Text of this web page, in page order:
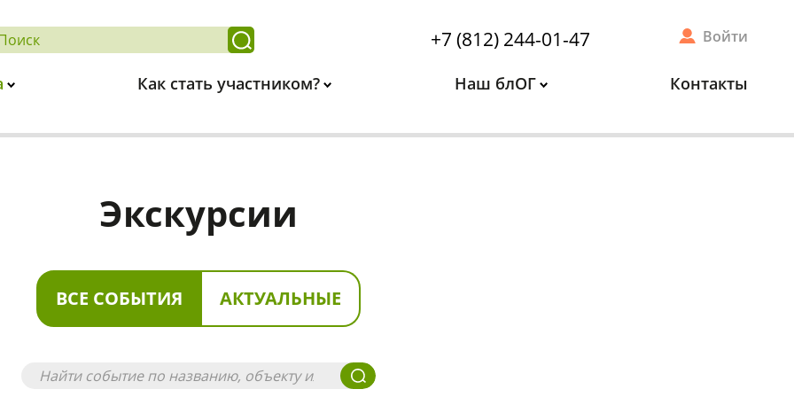
+7 (812) 244-01-47 Войти
Как стать участником? Наш блОГ Контакты
Экскурсии
ВСЕ СОБЫТИЯ АКТУАЛЬНЫЕ